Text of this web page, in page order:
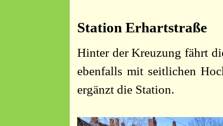
Station Erhartstraße
Hinter der Kreuzung fährt
ebenfalls mit seitlichen
ergänzt die Station.